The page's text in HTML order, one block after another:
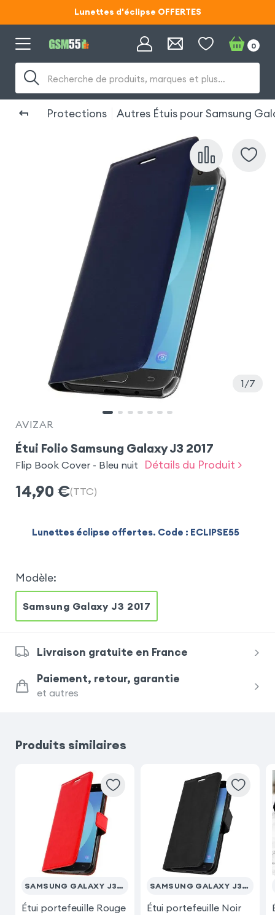
Lunettes d'éclipse OFFERTES
Code ECLIPSE55
Code ECLIPSE55
Recherche de produits, marques et plus…
0
Protections Autres Étuis pour Samsung
1 7
AVIZAR
Étui Folio Samsung Galaxy J3 2017
Flip Book Cover - Bleu nuit Détails du Produit >
14,90 €(TTC)
Lunettes éclipse offertes. Code : ECLIPSE55
Modèle:
Samsung Galaxy J3 2017
Livraison gratuite en France
Paiement, retour, garantie
et autres
Produits similaires
SAMSUNG GALAXY J3 2017
Étui portefeuille Rouge
SAMSUNG GALAXY J3 2017
Étui portefeuille Noir